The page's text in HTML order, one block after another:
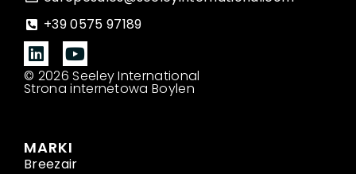
+39 0575 97189
© 2026 Seeley International
Strona internetowa Boylen
MARKI
Breezair